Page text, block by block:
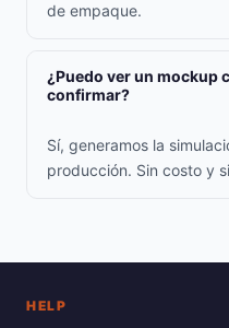
de empaque.
¿Puedo ver un mockup
confirmar?
Sí, generamos la
producción. Sin costo y
HELP